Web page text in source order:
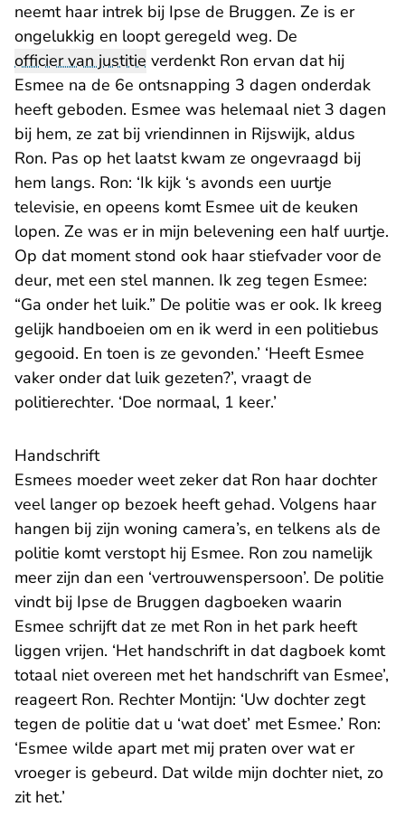
neemt haar intrek bij Ipse de Bruggen. Ze is er
ongelukkig en loopt geregeld weg. De
officier van justitie verdenkt Ron ervan dat hij
Esmee na de 6e ontsnapping 3 dagen onderdak
heeft geboden. Esmee was helemaal niet 3 dagen
bij hem, ze zat bij vriendinnen in Rijswijk, aldus
Ron. Pas op het laatst kwam ze ongevraagd bij
hem langs. Ron: ‘Ik kijk ‘s avonds een uurtje
televisie, en opeens komt Esmee uit de keuken
lopen. Ze was er in mijn belevening een half uurtje.
Op dat moment stond ook haar stiefvader voor de
deur, met een stel mannen. Ik zeg tegen Esmee:
“Ga onder het luik.” De politie was er ook. Ik kreeg
gelijk handboeien om en ik werd in een politiebus
gegooid. En toen is ze gevonden.’ ‘Heeft Esmee
vaker onder dat luik gezeten?’, vraagt de
politierechter. ‘Doe normaal, 1 keer.’
Handschrift
Esmees moeder weet zeker dat Ron haar dochter
veel langer op bezoek heeft gehad. Volgens haar
hangen bij zijn woning camera’s, en telkens als de
politie komt verstopt hij Esmee. Ron zou namelijk
meer zijn dan een ‘vertrouwenspersoon’. De politie
vindt bij Ipse de Bruggen dagboeken waarin
Esmee schrijft dat ze met Ron in het park heeft
liggen vrijen. ‘Het handschrift in dat dagboek komt
totaal niet overeen met het handschrift van Esmee’,
reageert Ron. Rechter Montijn: ‘Uw dochter zegt
tegen de politie dat u ‘wat doet’ met Esmee.’ Ron:
‘Esmee wilde apart met mij praten over wat er
vroeger is gebeurd. Dat wilde mijn dochter niet, zo
zit het.’